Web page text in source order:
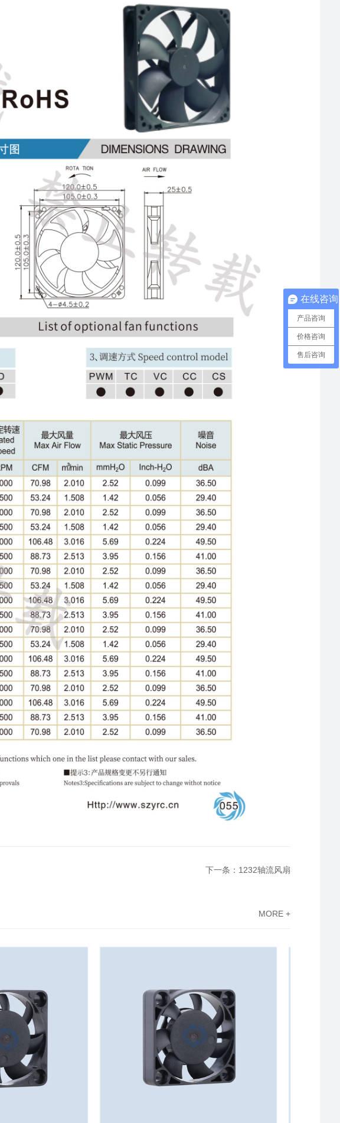
下一条：1232轴流风扇
MORE +
在线咨询
产品咨询
价格咨询
售后咨询